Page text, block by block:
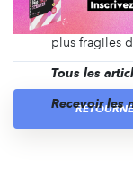
la
afin de
plus fragiles
Tous les
Recevoir les